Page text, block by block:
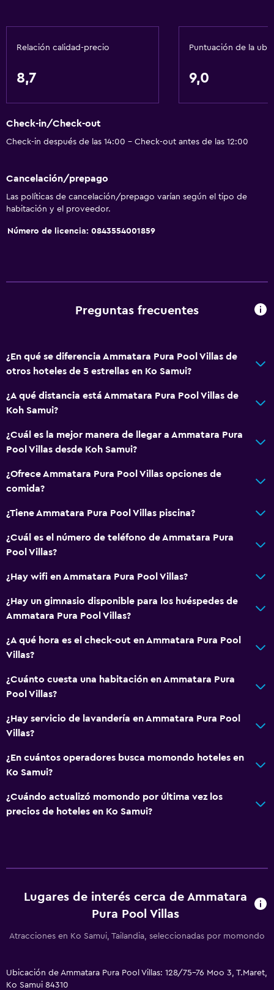
Relación calidad-precio
8,7
Puntuación de la
9,0
Check-in/Check-out
Check-in después de las 14:00 - Check-out antes de las 12:00
Cancelación/prepago
Las políticas de cancelación/prepago varían según el tipo de
habitación y el proveedor.
Número de licencia: 0843554001859
Preguntas frecuentes
¿En qué se diferencia Ammatara Pura Pool Villas de
otros hoteles de 5 estrellas en Ko Samui?
¿A qué distancia está Ammatara Pura Pool Villas de
Koh Samui?
¿Cuál es la mejor manera de llegar a Ammatara Pura
Pool Villas desde Koh Samui?
¿Ofrece Ammatara Pura Pool Villas opciones de
comida?
¿Tiene Ammatara Pura Pool Villas piscina?
¿Cuál es el número de teléfono de Ammatara Pura
Pool Villas?
¿Hay wifi en Ammatara Pura Pool Villas?
¿Hay un gimnasio disponible para los huéspedes de
Ammatara Pura Pool Villas?
¿A qué hora es el check-out en Ammatara Pura Pool
Villas?
¿Cuánto cuesta una habitación en Ammatara Pura
Pool Villas?
¿Hay servicio de lavandería en Ammatara Pura Pool
Villas?
¿En cuántos operadores busca momondo hoteles en
Ko Samui?
¿Cuándo actualizó momondo por última vez los
precios de hoteles en Ko Samui?
Lugares de interés cerca de Ammatara
Pura Pool Villas
Atracciones en Ko Samui, Tailandia, seleccionadas por momondo
Ubicación de Ammatara Pura Pool Villas: 128/75-76 Moo 3, T.Maret,
Ko Samui 84310